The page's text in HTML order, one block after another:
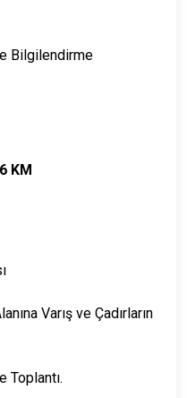
Bilgilendirme
KM
Varış ve Çadırların
Toplantı.